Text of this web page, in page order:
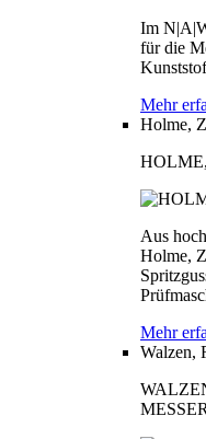
Im
für die
Mehr
Holme,
Aus
Holme,
Mehr
Walzen,